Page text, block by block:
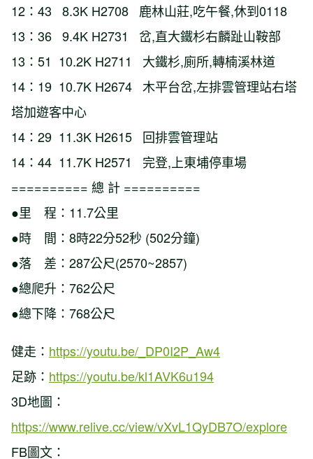
12：43 8.3K H2708 鹿林山莊,吃午餐,休到0118
13：36 9.4K H2731 岔,直大鐵杉右麟趾山鞍部
13：51 10.2K H2711 大鐵杉,廁所,轉楠溪林道
14：19 10.7K H2674 木平台岔,左排雲管理站右塔
塔加遊客中心
14：29 11.3K H2615 回排雲管理站
14：44 11.7K H2571 完登,上東埔停車場
========== 總 計 ==========
●里 程：11.7公里
●時 間：8時22分52秒 (502分鐘)
●落 差：287公尺(2570~2857)
●總爬升：762公尺
●總下降：768公尺
健走： https://youtu.be/_DP0I2P_Aw4
足跡： https://youtu.be/kl1AVK6u194
3D地圖：
https://www.relive.cc/view/vXvL1QyDB7O/explore
FB圖文：